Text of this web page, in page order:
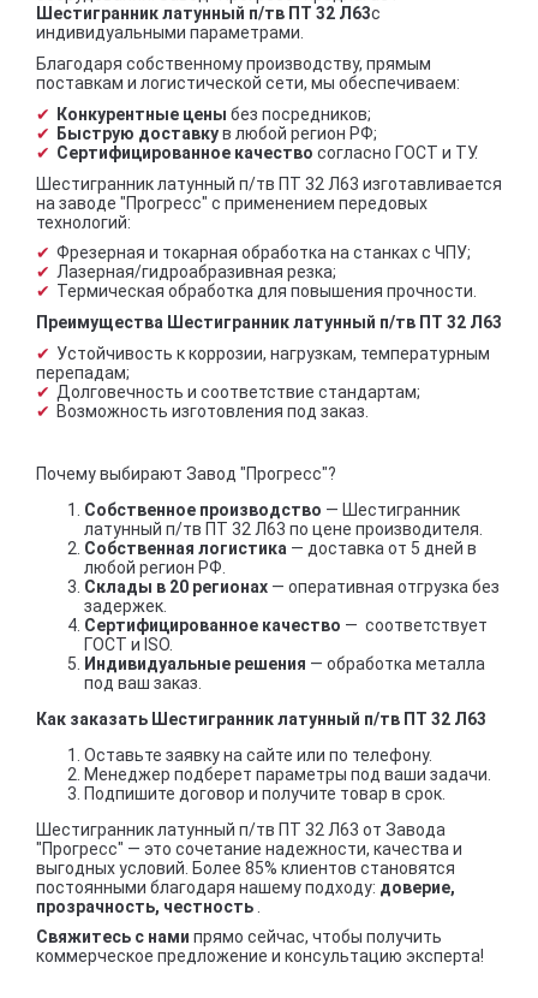
Шестигранник латунный п/тв ПТ 32 Л63с
индивидуальными параметрами.
Благодаря собственному производству, прямым
поставкам и логистической сети, мы обеспечиваем:
Конкурентные цены без посредников;
Быструю доставкув любой регион РФ;
Сертифицированное качество согласно ГОСТ и ТУ.
Шестигранник латунный п/тв ПТ 32 Л63 изготавливается
на заводе "Прогресс" с применением передовых
технологий:
Фрезерная и токарная обработка на станках с ЧПУ;
Лазерная/гидроабразивная резка;
Термическая обработка для повышения прочности.
Преимущества Шестигранник латунный п/тв ПТ 32 Л63
Устойчивость к коррозии, нагрузкам, температурным
перепадам;
Долговечность и соответствие стандартам;
Возможность изготовления под заказ.
Почему выбирают Завод "Прогресс"?
Собственное производство — Шестигранник
латунный п/тв ПТ 32 Л63 по цене производителя.
Собственная логистика — доставка от 5 дней в
любой регион РФ.
Склады в 20 регионах — оперативная отгрузка без
задержек.
Сертифицированное качество — соответствует
ГОСТ и ISO.
Индивидуальные решения — обработка металла
под ваш заказ.
Как заказать Шестигранник латунный п/тв ПТ 32 Л63
Оставьте заявку на сайте или по телефону.
Менеджер подберет параметры под ваши задачи.
Подпишите договор и получите товар в срок.
Шестигранник латунный п/тв ПТ 32 Л63 от Завода
"Прогресс" — это сочетание надежности, качества и
выгодных условий. Более 85% клиентов становятся
постоянными благодаря нашему подходу: доверие,
прозрачность, честность
Свяжитесь с нами прямо сейчас, чтобы получить
коммерческое предложение и консультацию эксперта!